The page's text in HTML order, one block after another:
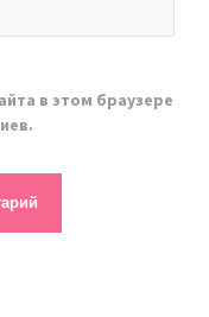
в этом браузере